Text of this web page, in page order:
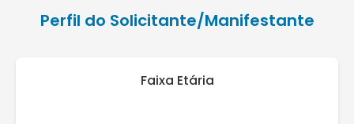
Perfil do Solicitante/Manifestante
Faixa Etária